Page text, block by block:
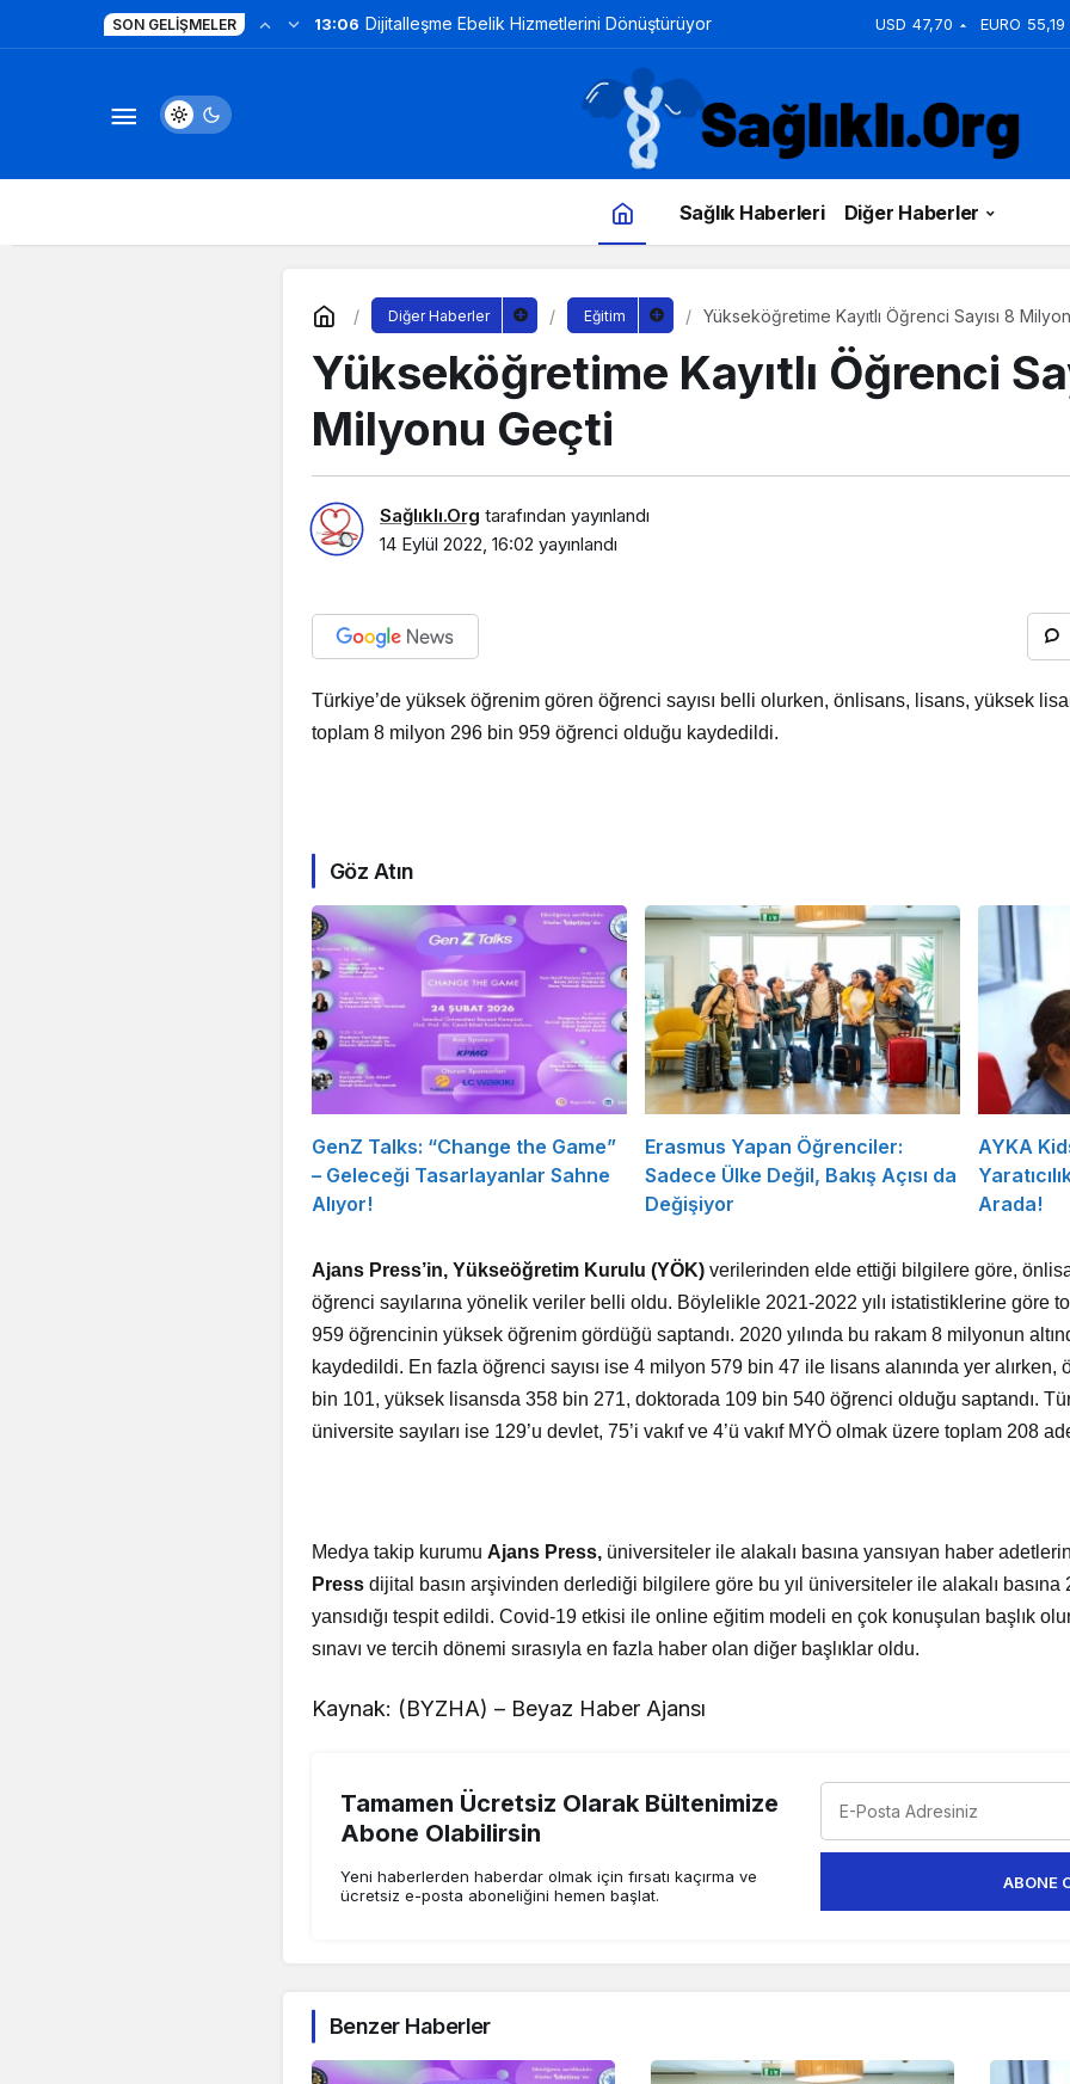
SON GELIŞMELER 13:06 Dijitalleşme Ebelik Hizmetlerini Dönüştürüyor USD 47,70 EURO 55,19
Sağlık Haberleri Diğer Haberler
Diğer Haberler Eğitim Yükseköğretime Kayıtlı Öğrenci Sayısı 8
Yükseköğretime Kayıtlı Öğrenci
Milyonu Geçti
Sağlıklı.Org tarafından yayınlandı
14 Eylül 2022, 16:02 yayınlandı
Türkiye’de yüksek öğrenim gören öğrenci sayısı belli olurken, önlisans, lisans, yüksek
toplam 8 milyon 296 bin 959 öğrenci olduğu kaydedildi.
Göz Atın
GenZ Talks: “Change the Game”
– Geleceği Tasarlayanlar Sahne
Alıyor!
Erasmus Yapan Öğrenciler:
Sadece Ülke Değil, Bakış Açısı da
Değişiyor
AYKA
Arada!
Ajans Press’in, Yükseöğretim Kurulu (YÖK) verilerinden elde ettiği bilgilere göre,
öğrenci sayılarına yönelik veriler belli oldu. Böylelikle 2021-2022 yılı istatistiklerine göre
959 öğrencinin yüksek öğrenim gördüğü saptandı. 2020 yılında bu rakam 8 milyonun
kaydedildi. En fazla öğrenci sayısı ise 4 milyon 579 bin 47 ile lisans alanında yer
bin 101, yüksek lisansda 358 bin 271, doktorada 109 bin 540 öğrenci olduğu saptandı.
üniversite sayıları ise 129’u devlet, 75’i vakıf ve 4’ü vakıf MYÖ olmak üzere toplam 208
Medya takip kurumuAjans Press, üniversiteler ile alakalı basına yansıyan haber
Press dijital basın arşivinden derlediği bilgilere göre bu yıl üniversiteler ile alakalı
yansıdığı tespit edildi. Covid-19 etkisi ile online eğitim modeli en çok konuşulan başlık
sınavı ve tercih dönemi sırasıyla en fazla haber olan diğer başlıklar oldu.
Kaynak: (BYZHA) – Beyaz Haber Ajansı
Tamamen Ücretsiz Olarak Bültenimize
Abone Olabilirsin
Yeni haberlerden haberdar olmak için fırsatı kaçırma ve
ücretsiz e-posta aboneliğini hemen başlat.
ABONE
Benzer Haberler